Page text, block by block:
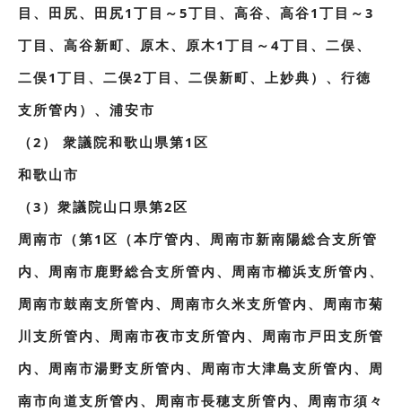
目、田尻、田尻1丁目～5丁目、高谷、高谷1丁目～3
丁目、高谷新町、原木、原木1丁目～4丁目、二俣、
二俣1丁目、二俣2丁目、二俣新町、上妙典）、行徳
支所管内）、浦安市
（2） 衆議院和歌山県第1区
和歌山市
（3）衆議院山口県第2区
周南市（第1区（本庁管内、周南市新南陽総合支所管
内、周南市鹿野総合支所管内、周南市櫛浜支所管内、
周南市鼓南支所管内、周南市久米支所管内、周南市菊
川支所管内、周南市夜市支所管内、周南市戸田支所管
内、周南市湯野支所管内、周南市大津島支所管内、周
南市向道支所管内、周南市長穂支所管内、周南市須々